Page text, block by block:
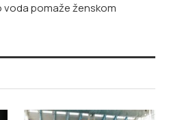
voda pomaže ženskom